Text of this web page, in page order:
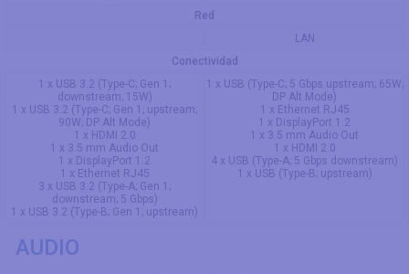
Red
LAN
Conectividad
1 x USB 3.2 (Type-C; Gen 1;
downstream; 15W)
1 x USB 3.2 (Type-C; Gen 1; upstream;
90W; DP Alt Mode)
1 x HDMI 2.0
1 x 3.5 mm Audio Out
1 x DisplayPort 1.2
1 x Ethernet RJ45
3 x USB 3.2 (Type-A; Gen 1;
downstream; 5 Gbps)
1 x USB 3.2 (Type-B; Gen 1; upstream)
1 x USB (Type-C; 5 Gbps upstream; 65W;
DP Alt Mode)
1 x Ethernet RJ45
1 x DisplayPort 1.2
1 x 3.5 mm Audio Out
1 x HDMI 2.0
4 x USB (Type-A; 5 Gbps downstream)
1 x USB (Type-B; upstream)
AUDIO